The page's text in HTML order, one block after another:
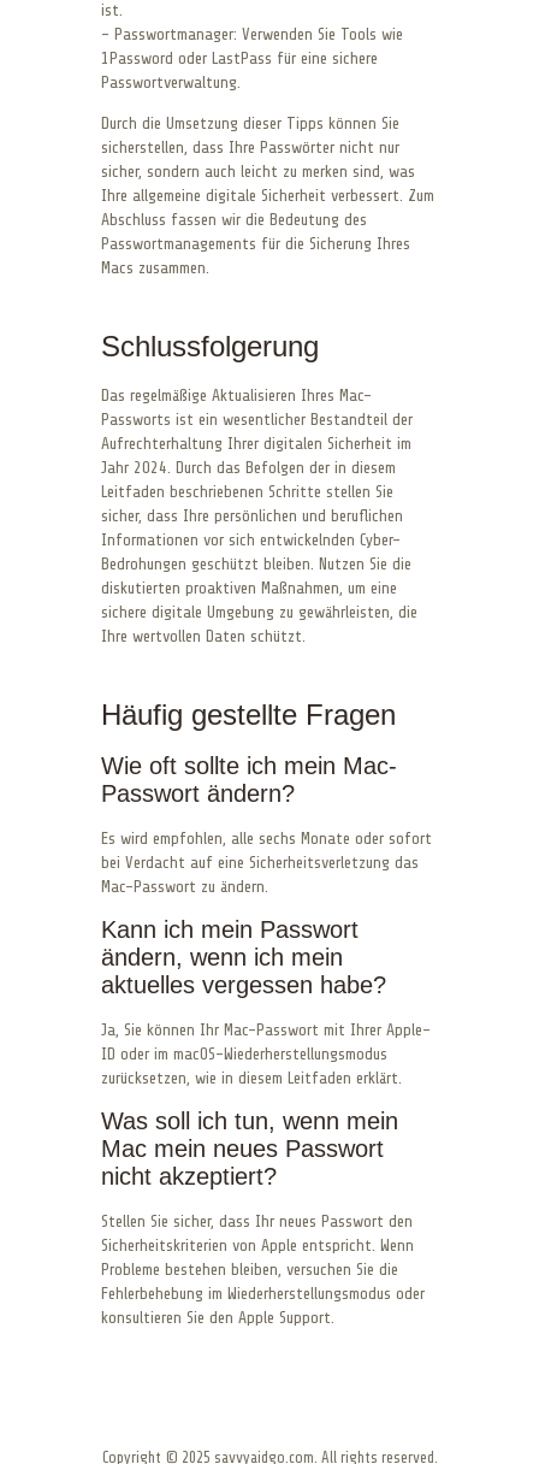
ist.
– Passwortmanager: Verwenden Sie Tools wie
1Password oder LastPass für eine sichere
Passwortverwaltung.
Durch die Umsetzung dieser Tipps können Sie
sicherstellen, dass Ihre Passwörter nicht nur
sicher, sondern auch leicht zu merken sind, was
Ihre allgemeine digitale Sicherheit verbessert. Zum
Abschluss fassen wir die Bedeutung des
Passwortmanagements für die Sicherung Ihres
Macs zusammen.
Schlussfolgerung
Das regelmäßige Aktualisieren Ihres Mac-
Passworts ist ein wesentlicher Bestandteil der
Aufrechterhaltung Ihrer digitalen Sicherheit im
Jahr 2024. Durch das Befolgen der in diesem
Leitfaden beschriebenen Schritte stellen Sie
sicher, dass Ihre persönlichen und beruflichen
Informationen vor sich entwickelnden Cyber-
Bedrohungen geschützt bleiben. Nutzen Sie die
diskutierten proaktiven Maßnahmen, um eine
sichere digitale Umgebung zu gewährleisten, die
Ihre wertvollen Daten schützt.
Häufig gestellte Fragen
Wie oft sollte ich mein Mac-
Passwort ändern?
Es wird empfohlen, alle sechs Monate oder sofort
bei Verdacht auf eine Sicherheitsverletzung das
Mac-Passwort zu ändern.
Kann ich mein Passwort
ändern, wenn ich mein
aktuelles vergessen habe?
Ja, Sie können Ihr Mac-Passwort mit Ihrer Apple-
ID oder im macOS-Wiederherstellungsmodus
zurücksetzen, wie in diesem Leitfaden erklärt.
Was soll ich tun, wenn mein
Mac mein neues Passwort
nicht akzeptiert?
Stellen Sie sicher, dass Ihr neues Passwort den
Sicherheitskriterien von Apple entspricht. Wenn
Probleme bestehen bleiben, versuchen Sie die
Fehlerbehebung im Wiederherstellungsmodus oder
konsultieren Sie den Apple Support.
Copyright © 2025 savvyaidgo.com. All rights reserved.